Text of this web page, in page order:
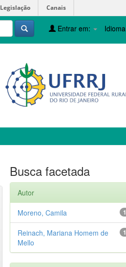
Legislação Canais
Idioma
Entrar em:
Busca facetada
Autor
1
Moreno, Camila
1
Reinach, Mariana Homem de
Mello